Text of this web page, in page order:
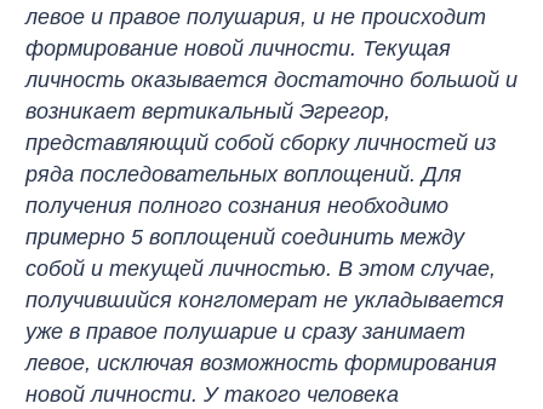
левое и правое полушария, и не происходит
формирование новой личности. Текущая
личность оказывается достаточно большой и
возникает вертикальный Эгрегор,
представляющий собой сборку личностей из
ряда последовательных воплощений. Для
получения полного сознания необходимо
примерно 5 воплощений соединить между
собой и текущей личностью. В этом случае,
получившийся конгломерат не укладывается
уже в правое полушарие и сразу занимает
левое, исключая возможность формирования
новой личности. У такого человека